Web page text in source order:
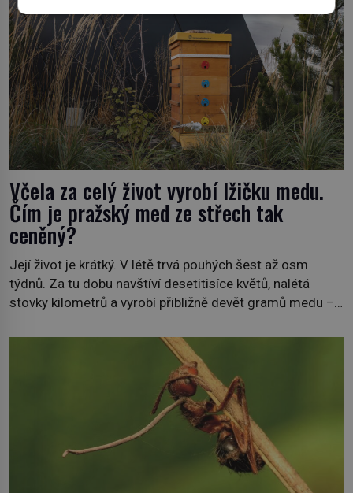
Včela za celý život vyrobí lžičku medu.
Čím je pražský med ze střech tak
ceněný?
Její život je krátký. V létě trvá pouhých šest až osm
týdnů. Za tu dobu navštíví desetitisíce květů, nalétá
stovky kilometrů a vyrobí přibližně devět gramů medu –
bezvýznamná. Teprve když se spojí s dalšími desítkami
tisíc příslušnic svého včelstva, vznikne jeden z
nejdokonalejších organismů […]